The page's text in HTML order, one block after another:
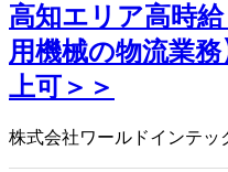
高知エリア高時
用機械の物流業
上可＞＞
株式会社ワールドインテッ